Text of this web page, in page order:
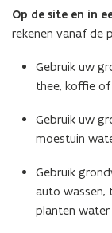
Op de site en in
rekenen vanaf de
Gebruik uw
thee, koffie
Gebruik uw
moestuin
Gebruik
auto wassen,
planten water